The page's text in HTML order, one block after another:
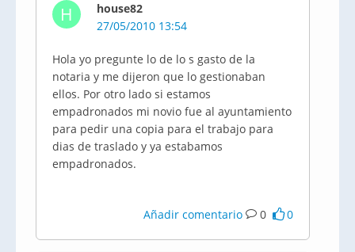
H
house82
27/05/2010 13:54
Hola yo pregunte lo de lo s gasto de la
notaria y me dijeron que lo gestionaban
ellos. Por otro lado si estamos
empadronados mi novio fue al ayuntamiento
para pedir una copia para el trabajo para
dias de traslado y ya estabamos
empadronados.
Añadir comentario 0 0